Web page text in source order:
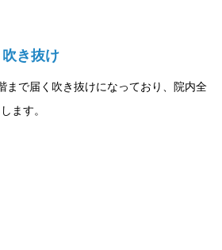
き抜け
まで届く吹き抜けになっており、院内全
ます。